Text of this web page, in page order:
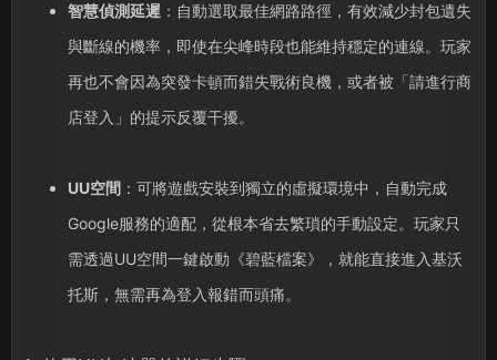
智慧偵測延遲：自動選取最佳網路路徑，有效減少封包遺失
與斷線的機率，即使在尖峰時段也能維持穩定的連線。玩家
再也不會因為突發卡頓而錯失戰術良機，或者被「請進行商
店登入」的提示反覆干擾。
UU空間 ：可將遊戲安裝到獨立的虛擬環境中，自動完成
Google服務的適配，從根本省去繁瑣的手動設定。玩家只
需透過UU空間一鍵啟動《碧藍檔案》，就能直接進入基沃
托斯，無需再為登入報錯而頭痛。